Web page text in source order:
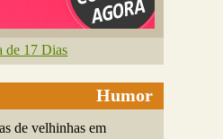
de 17 Dias
Humor
de velhinhas em